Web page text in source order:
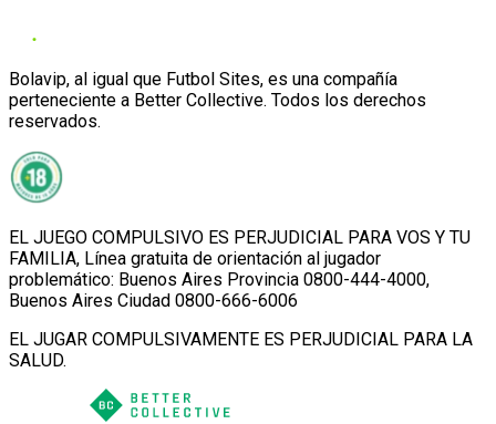
Bolavip, al igual que Futbol Sites, es una compañía
perteneciente a Better Collective. Todos los derechos
reservados.
EL JUEGO COMPULSIVO ES PERJUDICIAL PARA VOS Y TU
FAMILIA, Línea gratuita de orientación al jugador
problemático: Buenos Aires Provincia 0800-444-4000,
Buenos Aires Ciudad 0800-666-6006
EL JUGAR COMPULSIVAMENTE ES PERJUDICIAL PARA LA
SALUD.